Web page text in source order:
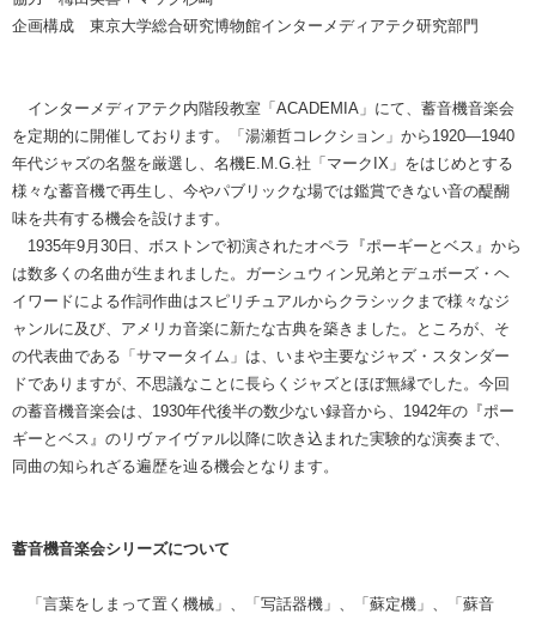
企画構成 東京大学総合研究博物館インターメディアテク研究部門
インターメディアテク内階段教室「ACADEMIA」にて、蓄音機音楽会
を定期的に開催しております。「湯瀬哲コレクション」から1920—1940
年代ジャズの名盤を厳選し、名機E.M.G.社「マークIX」をはじめとする
様々な蓄音機で再生し、今やパブリックな場では鑑賞できない音の醍醐
味を共有する機会を設けます。
1935年9月30日、ボストンで初演されたオペラ『ポーギーとベス』から
は数多くの名曲が生まれました。ガーシュウィン兄弟とデュボーズ・ヘ
イワードによる作詞作曲はスピリチュアルからクラシックまで様々なジ
ャンルに及び、アメリカ音楽に新たな古典を築きました。ところが、そ
の代表曲である「サマータイム」は、いまや主要なジャズ・スタンダー
ドでありますが、不思議なことに長らくジャズとほぼ無縁でした。今回
の蓄音機音楽会は、1930年代後半の数少ない録音から、1942年の『ポー
ギーとベス』のリヴァイヴァル以降に吹き込まれた実験的な演奏まで、
同曲の知られざる遍歴を辿る機会となります。
蓄音機音楽会シリーズについて
「言葉をしまって置く機械」、「写話器機」、「蘇定機」、「蘇音